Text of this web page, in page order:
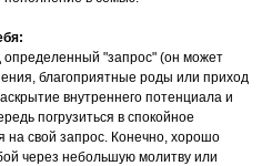
определенный "запрос" (он может
благоприятные роды или приход
внутреннего потенциала и
погрузиться в спокойное
на свой запрос. Конечно, хорошо
через небольшую молитву или